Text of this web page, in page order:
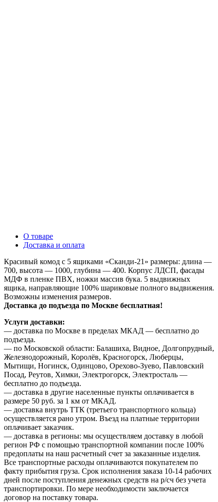
О товаре
Доставка и оплата
Красивый комод с 5 ящиками «Сканди-21» размеры: длина —
700, высота — 1000, глубина — 400. Корпус ЛДСП, фасады
МДФ в пленке ПВХ, ножки массив бука. 5 выдвижных
ящика, направляющие 100% шариковые полного выдвижения.
Возможны изменения размеров.
Доставка до подъезда по Москве бесплатная!
Услуги доставки:
— доставка по Москве в пределах МКАД — бесплатно до
подъезда.
— по Московской области: Балашиха, Видное, Долгопрудный,
Железнодорожный, Королёв, Красногорск, Люберцы,
Мытищи, Ногинск, Одинцово, Орехово-Зуево, Павловский
Посад, Реутов, Химки, Электрогорск, Электросталь —
бесплатно до подъезда.
— доставка в другие населенные пункты оплачивается в
размере 50 руб. за 1 км от МКАД.
— доставка внутрь ТТК (третьего транспортного кольца)
осуществляется рано утром. Въезд на платные территории
оплачивает заказчик.
— доставка в регионы: мы осуществляем доставку в любой
регион РФ с помощью транспортной компании после 100%
предоплаты на наш расчетный счет за заказанные изделия.
Все транспортные расходы оплачиваются покупателем по
факту прибытия груза. Срок исполнения заказа 10-14 рабочих
дней после поступления денежных средств на р/сч без учета
транспортировки. По мере необходимости заключается
договор на поставку товара.